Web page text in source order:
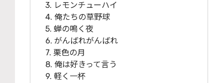
3. レモンチューハイ
4. 俺たちの草野球
5. 蝉の鳴く夜
6. がんばれがんばれ
7. 栗色の月
8. 俺は好きって言う
9. 軽く一杯